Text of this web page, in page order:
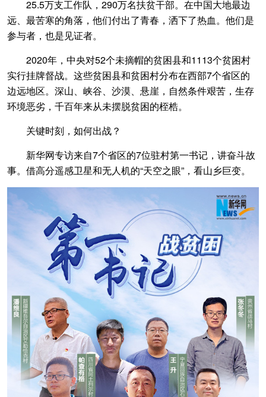
25.5万支工作队，290万名扶贫干部。在中国大地最边
远、最苦寒的角落，他们付出了青春，洒下了热血。他们是
参与者，也是见证者。
2020年，中央对52个未摘帽的贫困县和1113个贫困村
实行挂牌督战。这些贫困县和贫困村分布在西部7个省区的
边远地区。深山、峡谷、沙漠、悬崖，自然条件艰苦，生存
环境恶劣，千百年来从未摆脱贫困的桎梏。
关键时刻，如何出战？
新华网专访来自7个省区的7位驻村第一书记，讲奋斗故
事。借高分遥感卫星和无人机的“天空之眼”，看山乡巨变。